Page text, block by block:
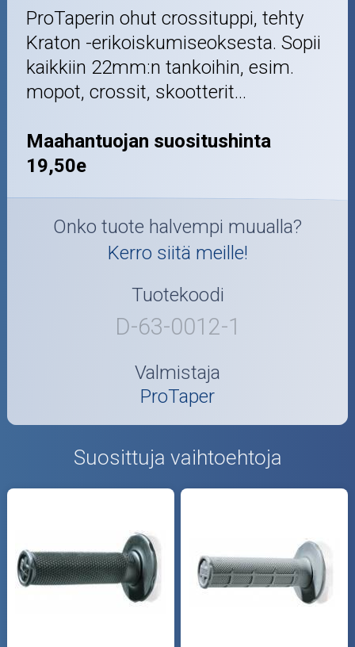
Renkaat ja vanteet
Öljyt ja kemikaalit
Outlet-tuotteet
ProTaperin ohut crossituppi, tehty
Kraton -erikoiskumiseoksesta. Sopii
kaikkiin 22mm:n tankoihin, esim.
mopot, crossit, skootterit...
Maahantuojan suositushinta
19,50e
Onko tuote halvempi muualla?
Kerro siitä meille!
Tuotekoodi
D-63-0012-1
Valmistaja
ProTaper
Suosittuja vaihtoehtoja